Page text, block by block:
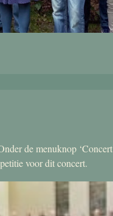
de menuknop
voor dit concert.